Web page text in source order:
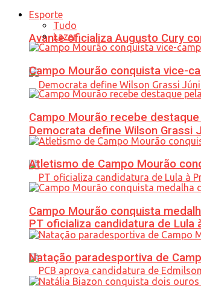
Avante oficializa Augusto Cury
Democrata define Wilson Grassi
PT oficializa candidatura de Lula
Esporte
Tudo
Lazer
Campo Mourão conquista vice-
Campo Mourão recebe
Atletismo de Campo Mourão
Campo Mourão conquista
Natação paradesportiva de